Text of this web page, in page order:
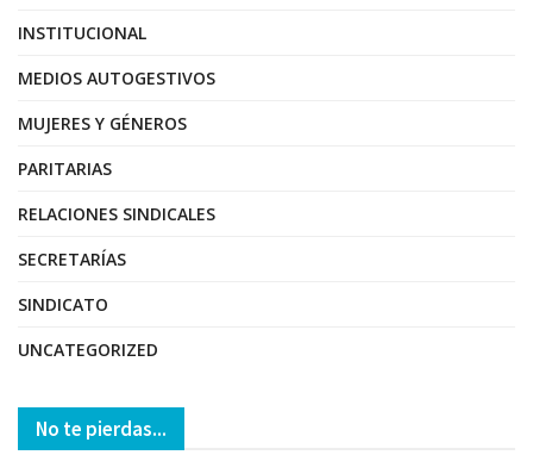
INSTITUCIONAL
MEDIOS AUTOGESTIVOS
MUJERES Y GÉNEROS
PARITARIAS
RELACIONES SINDICALES
SECRETARÍAS
SINDICATO
UNCATEGORIZED
No te pierdas...